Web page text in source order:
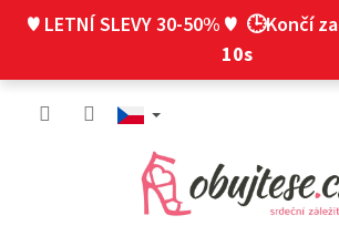
♥ LETNÍ SLEVY 30-50% ♥ 🕒Končí za
9s